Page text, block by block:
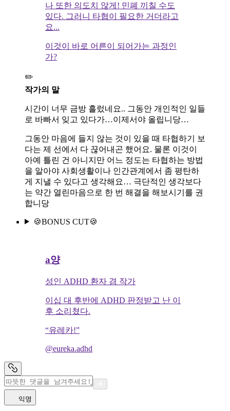
나 또한 의도치 않게! 민폐 끼칠 수도
있다. 그러니 타협이 필요한 거더라고
요...
이것이 바로 어른이 되어가는 과정인
가?
✏️
작가의 말
시간이 너무 금방 흘렀네요.. 그동안 개인적인 일들
로 바빠서 잊고 있다가…이제서야 올립니당…
그동안 마음에 들지 않는 것이 있을 때 타협하기 보
다는 제 선에서 다 끊어내곤 했어요. 물론 이것이
아예 틀린 건 아니지만 어느 정도는 타협하는 방법
을 알아야 사회생활이나 인간관계에서 좀 평탄하
게 지낼 수 있다고 생각해요… 극단적인 생각보다
는 약간 열린마음으로 한 번 해결을 해보시기를 권
합니당
🍪BONUS CUT🍪
a양
성인 ADHD 환자 겸 작가
이십 대 후반에 ADHD 판정받고 난 이
후 소리쳤다.
“유레카!”
@eureka.adhd
익명